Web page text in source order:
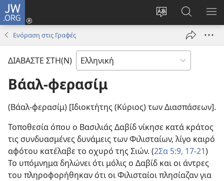
JW.ORG
Αλλαγή
γλώσσας
ιστότοπου
Σύνδεση
(ανοίγει
παράθυρο)
στο
JW.ORG
Ενόραση στις Γραφές
ΔΙΑΒΑΣΤΕ ΣΤΗ(Ν)
Βάαλ-φερασίμ
(Βάαλ-φερασίμ) [Ιδιοκτήτης (Κύριος) των Διασπάσεων].
Τοποθεσία όπου ο Βασιλιάς Δαβίδ νίκησε κατά κράτος
τις συνδυασμένες δυνάμεις των Φιλισταίων, λίγο καιρό
αφότου κατέλαβε το οχυρό της Σιών. (2Σα 5:9, 17-21)
Το υπόμνημα δηλώνει ότι μόλις ο Δαβίδ και οι άντρες
του πληροφορήθηκαν ότι οι Φιλισταίοι πλησίαζαν για